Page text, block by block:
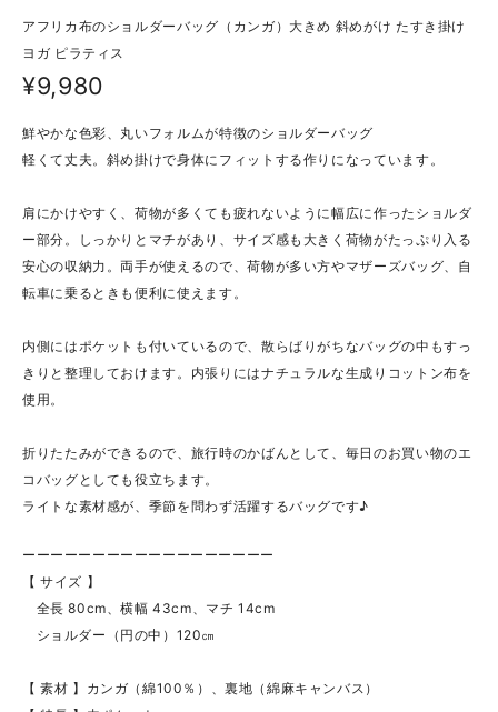
アフリカ布のショルダーバッグ（カンガ）大きめ 斜めがけ たすき掛け
ヨガ ピラティス
¥9,980
鮮やかな色彩、丸いフォルムが特徴のショルダーバッグ
軽くて丈夫。斜め掛けで身体にフィットする作りになっています。
肩にかけやすく、荷物が多くても疲れないように幅広に作ったショルダ
ー部分。しっかりとマチがあり、サイズ感も大きく荷物がたっぷり入る
安心の収納力。両手が使えるので、荷物が多い方やマザーズバッグ、自
転車に乗るときも便利に使えます。
内側にはポケットも付いているので、散らばりがちなバッグの中もすっ
きりと整理しておけます。内張りにはナチュラルな生成りコットン布を
使用。
折りたたみができるので、旅行時のかばんとして、毎日のお買い物のエ
コバッグとしても役立ちます。
ライトな素材感が、季節を問わず活躍するバッグです♪
ーーーーーーーーーーーーーーーーーー
【 サイズ 】
全長 80cm、横幅 43cm、マチ 14cm
ショルダー（円の中）120㎝
【 素材 】カンガ（綿100％）、裏地（綿麻キャンバス）